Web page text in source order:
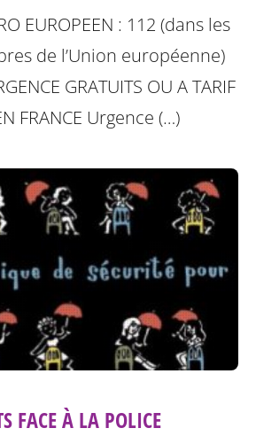
EUROPEEN : 112 (dans les
de l’Union européenne)
GRATUITS OU A TARIF
FRANCE Urgence (…)
FACE À LA POLICE